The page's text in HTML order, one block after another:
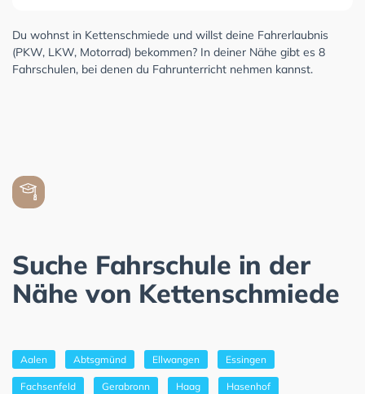
Du wohnst in Kettenschmiede und willst deine Fahrerlaubnis
(PKW, LKW, Motorrad) bekommen? In deiner Nähe gibt es 8
Fahrschulen, bei denen du Fahrunterricht nehmen kannst.
Suche Fahrschule in der
Nähe von Kettenschmiede
Aalen Abtsgmünd Ellwangen Essingen
Fachsenfeld Gerabronn Haag Hasenhof